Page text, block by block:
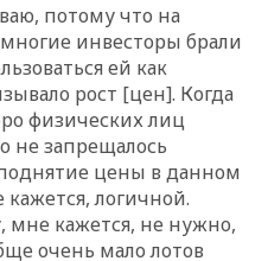
метровой вышки
вчера, 21:10 РФ не получала
обращений о прекращении
концессии строительства ж/д
в Армении
вчера, 21:00 В России вновь
обсуждают эксперимент по
онлайн-продаже алкоголя
вчера, 20:45Матвиенко:
потому что на
инвесторы брали
ей как
рост [цен]. Когда
физических лиц
не запрещалось
цены в данном
логичной.
мне кажется, не нужно,
очень мало лотов